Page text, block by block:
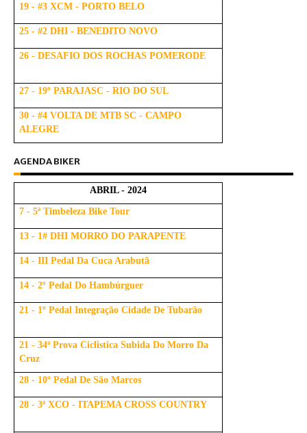
19 - #3 XCM - PORTO BELO
25 - #2 DHI - BENEDITO NOVO
26 - DESAFIO DOS ROCHAS POMERODE
27 - 19º PARAJASC - RIO DO SUL
30 - #4 VOLTA DE MTB SC - CAMPO
ALEGRE
AGENDA BIKER
ABRIL - 2024
7 - 5ª Timbeleza Bike Tour
13 - 1# DHI MORRO DO PARAPENTE
14 - III Pedal Da Cuca Arabutã
14 - 2º Pedal Do Hambúrguer
21 - 1º Pedal Integração Cidade De Tubarão
21 - 34ª Prova Ciclistica Subida Do Morro Da
Cruz
28 - 10º Pedal De São Marcos
28 - 3ª XCO - ITAPEMA CROSS COUNTRY